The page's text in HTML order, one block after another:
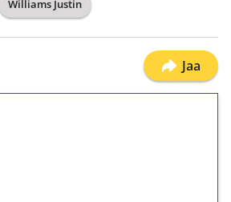
Williams Justin
Jaa